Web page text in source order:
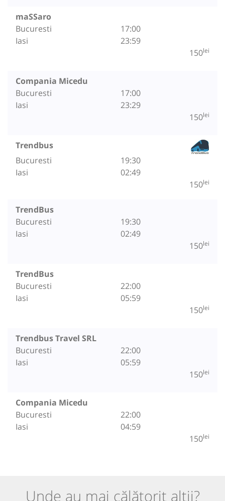
maSSaro
Bucuresti
Iasi
17:00
23:59
150lei
Compania Micedu
Bucuresti
Iasi
17:00
23:29
150lei
Trendbus
Bucuresti
Iasi
19:30
02:49
150lei
TrendBus
Bucuresti
Iasi
19:30
02:49
150lei
TrendBus
Bucuresti
Iasi
22:00
05:59
150lei
Trendbus Travel SRL
Bucuresti
Iasi
22:00
05:59
150lei
Compania Micedu
Bucuresti
Iasi
22:00
04:59
150lei
Unde au mai călătorit alții?